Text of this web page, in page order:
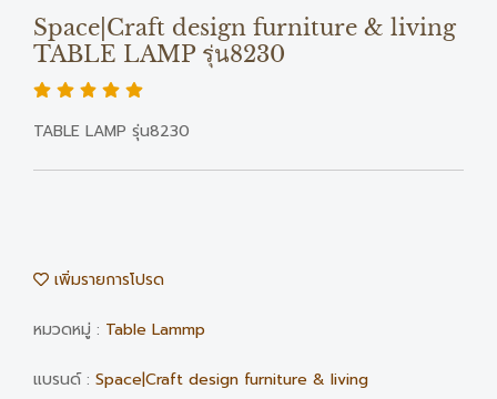
Space|Craft design furniture & living
TABLE LAMP รุ่น8230
TABLE LAMP รุ่น8230
เพิ่มรายการโปรด
หมวดหมู่ : Table Lammp
แบรนด์ : Space|Craft design furniture & living